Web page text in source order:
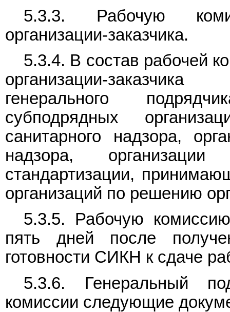
5.3.3. Рабочую
организации-заказчика.
5.3.4. В состав рабочей
организации-
генерального
субподрядных
санитарного надзора,
надзора,
стандартизации,
организаций по решению
5.3.5. Рабочую
пять дней после
готовности СИКН к сдаче
5.3.6. Генеральный
комиссии следующие